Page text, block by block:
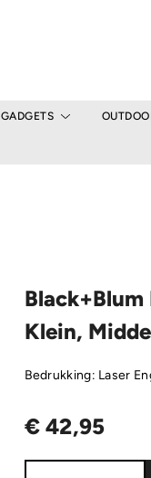
GADGETS
Klein,
Bedrukking: Laser
€42,95